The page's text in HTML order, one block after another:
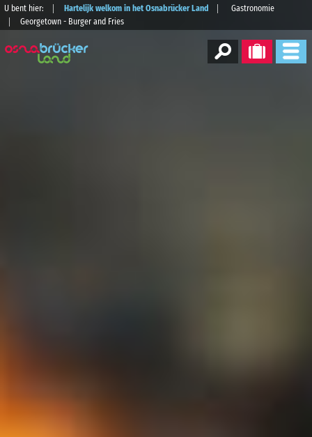
U bent hier: Hartelijk welkom in het Osnabrücker Land
Gastronomie
Georgetown - Burger and Fries